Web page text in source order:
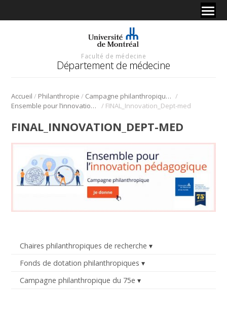
Faculté de médecine
Département de médecine
Accueil / Philanthropie / Campagne philanthropique du 75e /
Ensemble pour l’innovation pédagogique
/ FINAL_Innovation_Dept-med
Chaires philanthropiques de recherche
Fonds de dotation philanthropiques
Campagne philanthropique du 75e
FINAL_INNOVATION_DEPT-MED